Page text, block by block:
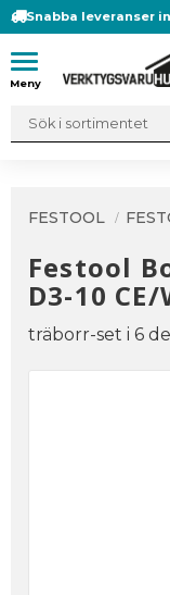
Meny
Snabba leveranser
FESTOOL
Festool
D3-10 CE/
träborr-set i 6